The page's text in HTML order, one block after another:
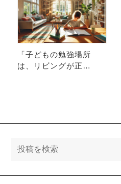
「子どもの勉強場所
は、リビングが正